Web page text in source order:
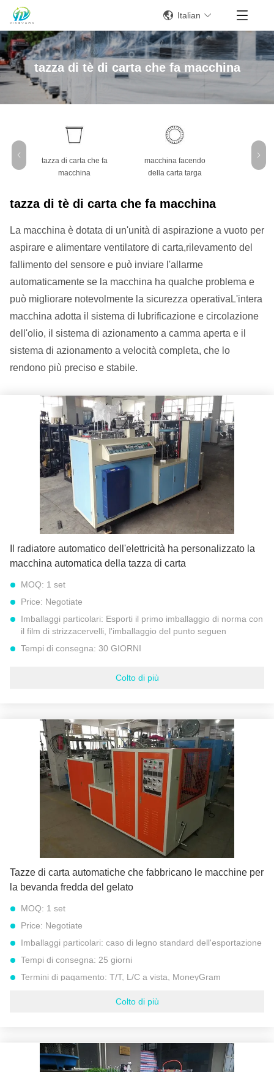
Italian
tazza di tè di carta che fa macchina
tazza di carta che fa
macchina
macchina facendo
della carta targa
tazza di tè di carta che fa macchina
La macchina è dotata di un'unità di aspirazione a vuoto per
aspirare e alimentare ventilatore di carta,rilevamento del
fallimento del sensore e può inviare l'allarme
automaticamente se la macchina ha qualche problema e
può migliorare notevolmente la sicurezza operativaL'intera
macchina adotta il sistema di lubrificazione e circolazione
dell'olio, il sistema di azionamento a camma aperta e il
sistema di azionamento a velocità completa, che lo
rendono più preciso e stabile.
Il radiatore automatico dell'elettricità ha personalizzato la
macchina automatica della tazza di carta
MOQ: 1 set
Price: Negotiate
Imballaggi particolari: Esporti il primo imballaggio di norma con
il film di strizzacervelli, l'imballaggio del punto seguen
Tempi di consegna: 30 GIORNI
Capacità di alimentazione: 250 insiemi - 300 insiemi all'anno
Peso netto: 1500 CHILOGRAMMI
Utilizzo: Bevanda calda e bevanda fredda
Diametro superiore della tazza:
Min 45MM a 90MM massimi
Garanzia: 2 anni
macchina completamente automatica della tazza di carta
tazza di carta automatica che fa macchina
Colto di più
Tazze di carta automatiche che fabbricano le macchine per
la bevanda fredda del gelato
MOQ: 1 set
Price: Negotiate
Imballaggi particolari: caso di legno standard dell'esportazione
Tempi di consegna: 25 giorni
Termini di pagamento: T/T, L/C a vista, MoneyGram
Peso di carta: 160 GSM - 300 GSM
Potere totale: 6.5KW
Colto di più